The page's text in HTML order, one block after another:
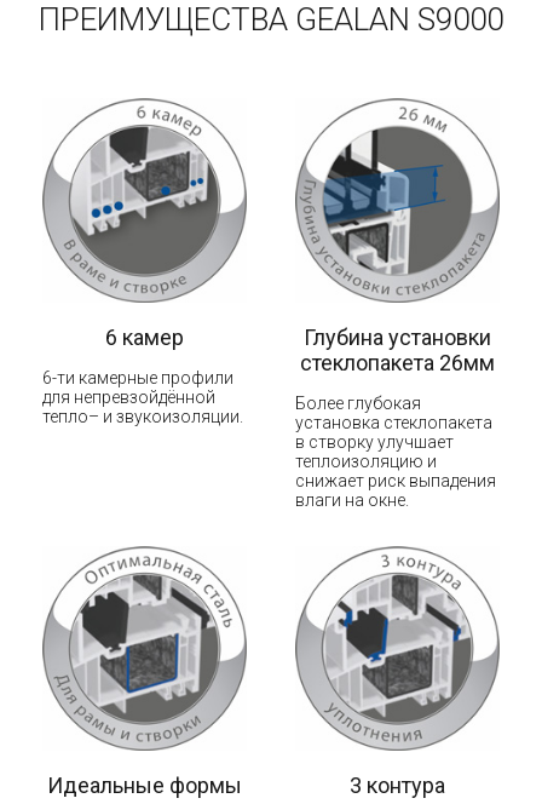
ПРЕИМУЩЕСТВА GEALAN S9000
6 камер
6-ти камерные профили
для непревзойдённой
тепло– и звукоизоляции.
Глубина установки
стеклопакета 26мм
Более глубокая
установка стеклопакета
в створку улучшает
теплоизоляцию и
снижает риск выпадения
влаги на окне.
Идеальные формы 3 контура